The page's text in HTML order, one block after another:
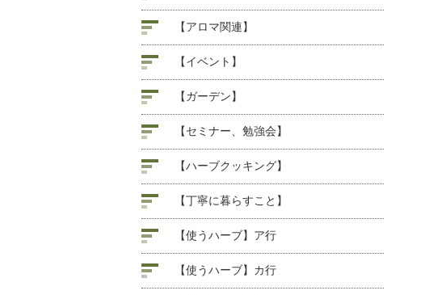
【アロマ関連】
【イベント】
【ガーデン】
【セミナー、勉強会】
【ハーブクッキング】
【丁寧に暮らすこと】
【使うハーブ】ア行
【使うハーブ】カ行